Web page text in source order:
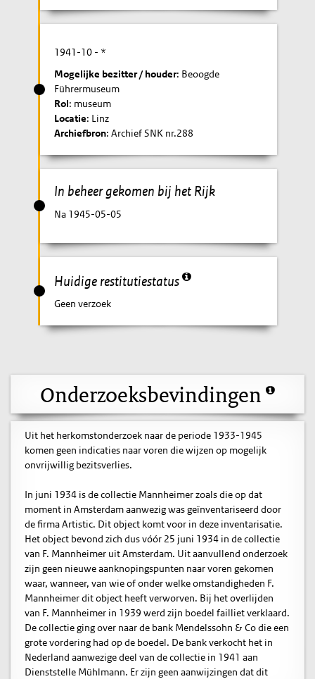
1941-10 - *
Mogelijke bezitter / houder: Beoogde
Führermuseum
Rol: museum
Locatie: Linz
Archiefbron: Archief SNK nr.288
In beheer gekomen bij het Rijk
Na 1945-05-05
Huidige restitutiestatus
Geen verzoek
Onderzoeksbevindingen
Uit het herkomstonderzoek naar de periode 1933-1945
komen geen indicaties naar voren die wijzen op mogelijk
onvrijwillig bezitsverlies.
In juni 1934 is de collectie Mannheimer zoals die op dat
moment in Amsterdam aanwezig was geïnventariseerd door
de firma Artistic. Dit object komt voor in deze inventarisatie.
Het object bevond zich dus vóór 25 juni 1934 in de collectie
van F. Mannheimer uit Amsterdam. Uit aanvullend onderzoek
zijn geen nieuwe aanknopingspunten naar voren gekomen
waar, wanneer, van wie of onder welke omstandigheden F.
Mannheimer dit object heeft verworven. Bij het overlijden
van F. Mannheimer in 1939 werd zijn boedel failliet verklaard.
De collectie ging over naar de bank Mendelssohn & Co die een
grote vordering had op de boedel. De bank verkocht het in
Nederland aanwezige deel van de collectie in 1941 aan
Dienststelle Mühlmann. Er zijn geen aanwijzingen dat dit